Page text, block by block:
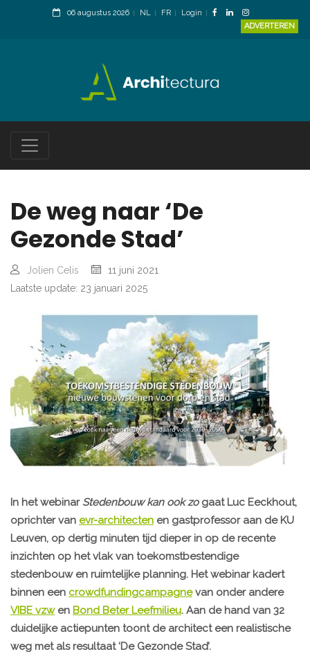
06 augustus 2026 NL FR
Login
ADVERTEREN
De weg naar ‘De
Gezonde Stad’
Jolien Celis
11 juni 2021
Laatste update: 23 januari 2025
In het webinar Stedenbouw kan ook zogaat Luc Eeckhout,
oprichter van evr-architecten en gastprofessor aan de KU
Leuven, op dertig minuten tijd dieper in op de recente
inzichten op het vlak van toekomstbestendige
stedenbouw en ruimtelijke planning. Het webinar kadert
binnen een crowdfundingcampagnevan onder andere
VIBE vzwen Bond Beter Leefmilieu. Aan de hand van 32
duidelijke actiepunten toont de architect een realistische
weg met als resultaat ‘De Gezonde Stad’.